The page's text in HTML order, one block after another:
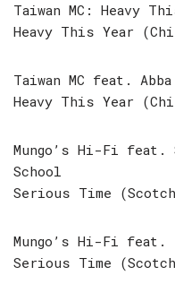
Taiwan MC: Heavy
Heavy This Year
Taiwan MC feat.
Heavy This Year
Mungo’s Hi-Fi feat.
School
Serious Time
Mungo’s Hi-Fi feat.
Serious Time